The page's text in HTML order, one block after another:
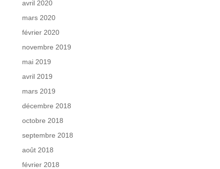
avril 2020
mars 2020
février 2020
novembre 2019
mai 2019
avril 2019
mars 2019
décembre 2018
octobre 2018
septembre 2018
août 2018
février 2018